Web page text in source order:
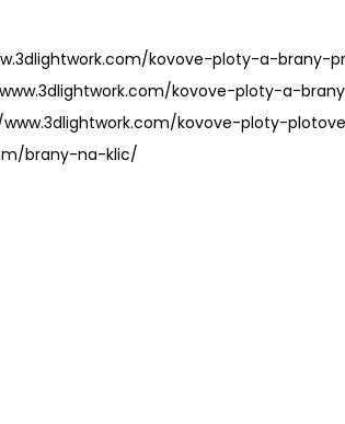
kovove-ploty-a-brany-
kovove-ploty-a-
kovove-ploty-
brany-na-klic/